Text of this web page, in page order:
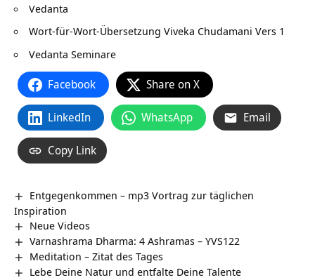
Vedanta
Wort-für-Wort-Übersetzung Viveka Chudamani Vers 1
Vedanta Seminare
Facebook Share on X
LinkedIn WhatsApp Email
Copy Link
Entgegenkommen – mp3 Vortrag zur täglichen
Inspiration
Neue Videos
Varnashrama Dharma: 4 Ashramas – YVS122
Meditation – Zitat des Tages
Lebe Deine Natur und entfalte Deine Talente